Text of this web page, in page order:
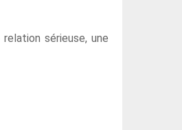
sérieuse, une